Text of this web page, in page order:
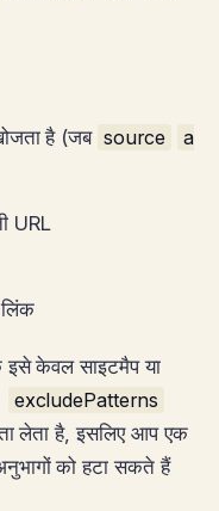
है (जब source
a
URL
इसे केवल साइटमैप या
excludePatterns
लेता है, इसलिए आप एक
को हटा सकते हैं